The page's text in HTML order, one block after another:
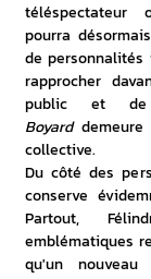
téléspectateur
pourra
de personnalités
rapprocher
public et
Boyard demeure
collective.
Du côté des
conserve
Partout,
emblématiques
qu'un nouveau